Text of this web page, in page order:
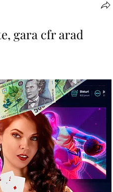
gara cfr arad